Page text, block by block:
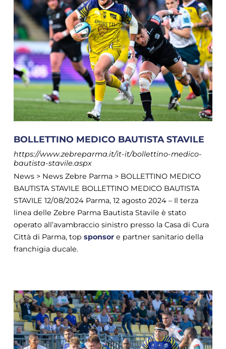
BOLLETTINO MEDICO BAUTISTA STAVILE
https://www.zebreparma.it/it-it/bollettino-medico-
bautista-stavile.aspx
News > News Zebre Parma > BOLLETTINO MEDICO
BAUTISTA STAVILE BOLLETTINO MEDICO BAUTISTA
STAVILE 12/08/2024 Parma, 12 agosto 2024 – Il terza
linea delle Zebre Parma Bautista Stavile è stato
operato all’avambraccio sinistro presso la Casa di Cura
Città di Parma, top sponsore partner sanitario della
franchigia ducale.